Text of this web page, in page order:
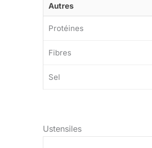
Autres
Protéines
Fibres
Sel
Ustensiles